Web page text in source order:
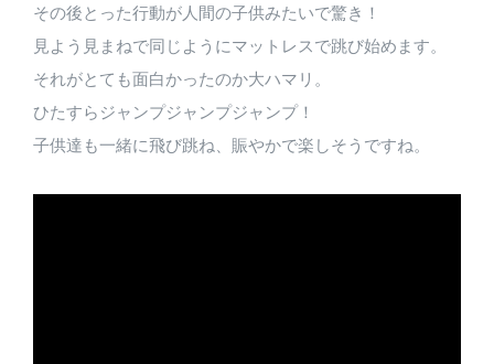
その後とった行動が人間の子供みたいで驚き！
見よう見まねで同じようにマットレスで跳び始めます。
それがとても面白かったのか大ハマリ。
ひたすらジャンプジャンプジャンプ！
子供達も一緒に飛び跳ね、賑やかで楽しそうですね。